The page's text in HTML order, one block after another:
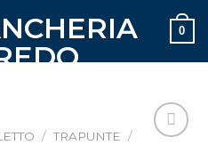
0
/ TRAPUNTE /